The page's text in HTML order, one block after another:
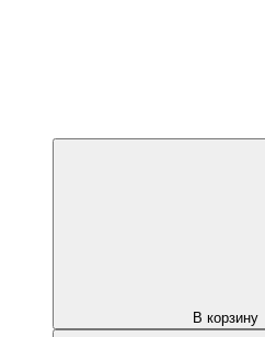
В корзину